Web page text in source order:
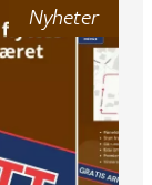
Nyheter